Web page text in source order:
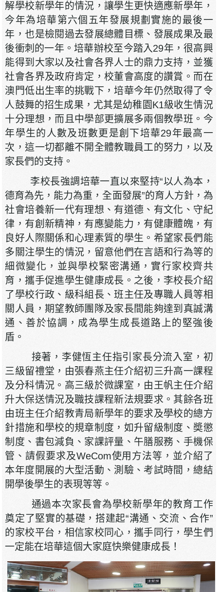
解學校新學年的情況，讓學生更快適應新學年，
今年為培華第六個五年發展規劃實施的最後一
年，也是檢閱過去發展總體目標、發展成果及最
後衝刺的一年。培華辦校至今踏入29年，很高興
能得到大家以及社會各界人士的鼎力支持，並獲
社會各界及政府肯定，校董會高度的讚賞。而在
澳門低出生率的挑戰下，培華今年仍然取得了令
人鼓舞的招生成果，尤其是幼稚園K1級收生情況
十分理想，而且中學部更擴展多兩個教學班。今
年學生的人數及班數更是創下培華29年最高一
次，這一切都離不開全體教職員工的努力，以及
家長們的支持。
李校長強調培華一直以來堅持“以人為本，
德育為先，能力為重，全面發展”的育人方針，為
社會培養新一代有理想、有道德、有文化、守紀
律，有創新精神，有應變能力，有健康體魄，有
良好人際關係和心理素質的學生。希望家長們能
多關注學生的情況，留意他們在言語和行為等的
細微變化，並與學校緊密溝通，實行家校齊共
育，攜手促進學生健康成長。之後，李校長介紹
了學校行政、級科組長、班主任及專職人員等相
關人員，期望教師團隊及家長間能夠達到真誠溝
通、善於協調，成為學生成長道路上的堅強後
盾。
接著，李健恆主任指引家長分流入室，初
三級留禮堂，由張春燕主任介紹初三升高一課程
及分科情況。高三級於微課室，由王帆主任介紹
升大保送情況及職技課程新法規要求。其餘各班
由班主任介紹教青局新學年的要求及學校的總方
針措施和學校的規章制度，如升留級制度、奬懲
制度、書包減負、家課評量、午膳服務、手機保
管、請假要求及WeCom使用方法等，並介紹了
本年度開展的大型活動、測驗、考試時間，總結
開學後學生的表現等等。
通過本次家長會為學校新學年的教育工作
奠定了堅實的基礎，搭建起“溝通、交流、合作”
的家校平台，相信家校同心，攜手同行，學生們
一定能在培華這個大家庭快樂健康成長！